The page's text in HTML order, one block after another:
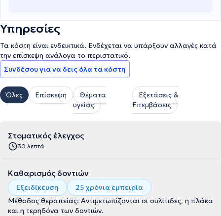
Υπηρεσίες
Τα κόστη είναι ενδεικτικά. Ενδέχεται να υπάρξουν αλλαγές κατά
την επίσκεψη ανάλογα το περιστατικό.
Συνδέσου για να δεις όλα τα κόστη
Όλες Επίσκεψη
Θέματα
υγείας
Εξετάσεις &
Επεμβάσεις
Στοματικός έλεγχος
30 λεπτά
Καθαρισμός δοντιών
Εξειδίκευση
25 χρόνια εμπειρία
Μέθοδος θεραπείας: Αντιμετωπίζονται οι ουλίτιδες, η πλάκα
και η τερηδόνα των δοντιών.